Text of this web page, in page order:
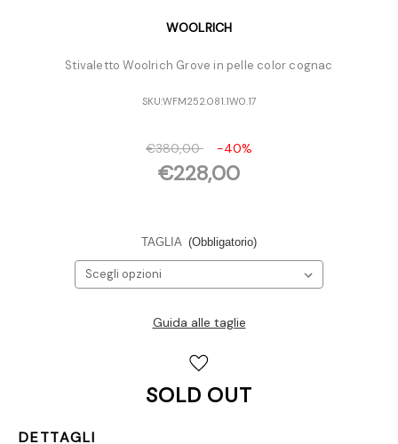
WOOLRICH
Stivaletto Woolrich Grove in pelle color cognac
SKU:WFM252.081.1W0.17
€380,00 -40%
€228,00
TAGLIA (Obbligatorio)
Guida alle taglie
SOLD OUT
DETTAGLI